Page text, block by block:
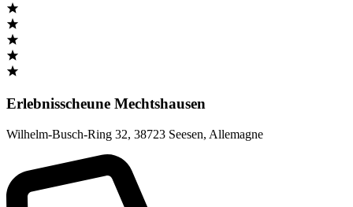
Erlebnisscheune Mechtshausen
Wilhelm-Busch-Ring 32, 38723 Seesen, Allemagne